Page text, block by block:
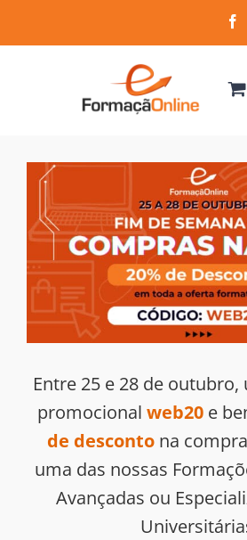
to
Entre 25 e 28 de
promocional web20e
de desconto na
uma das nossas
Avançadas ou